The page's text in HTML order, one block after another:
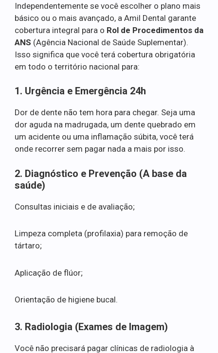
Independentemente se você escolher o plano mais
básico ou o mais avançado, a Amil Dental garante
cobertura integral para o Rol de Procedimentos da
ANS (Agência Nacional de Saúde Suplementar).
Isso significa que você terá cobertura obrigatória
em todo o território nacional para:
1. Urgência e Emergência 24h
Dor de dente não tem hora para chegar. Seja uma
dor aguda na madrugada, um dente quebrado em
um acidente ou uma inflamação súbita, você terá
onde recorrer sem pagar nada a mais por isso.
2. Diagnóstico e Prevenção (A base da
saúde)
Consultas iniciais e de avaliação;
Limpeza completa (profilaxia) para remoção de
tártaro;
Aplicação de flúor;
Orientação de higiene bucal.
3. Radiologia (Exames de Imagem)
Você não precisará pagar clínicas de radiologia à